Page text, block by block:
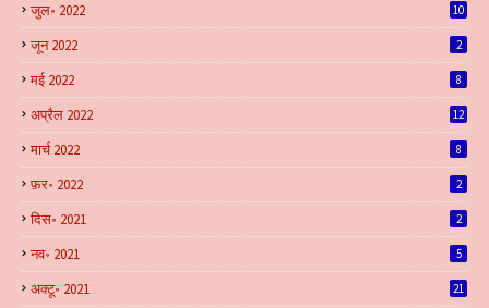
जुल॰ 2022 10
जून 2022 2
मई 2022 8
अप्रैल 2022 12
मार्च 2022 8
फ़र॰ 2022 2
दिस॰ 2021 2
नव॰ 2021 5
अक्टू॰ 2021 21